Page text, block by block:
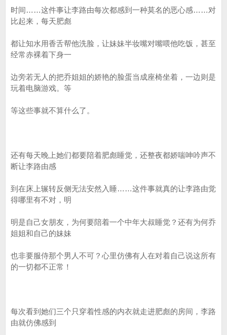
时间……这件事让李路由每次都感到一种莫名的恶心感……对
比起来，每天肥彪
都让知水用香舌帮他洗脸，让妹妹半妆嘴对嘴喂他吃饭，甚至
经常赤裸着下身一
边旁若无人的把乔姐姐的娇艳的脸蛋当成座椅坐着，一边则是
玩着电脑游戏。等
等这些事就不算什么了。
还有每天晚上她们都要陪着肥彪睡觉，还整夜都娇喘呻吟声不
断让李路由感
到在床上辗转反侧无法安然入睡……这件事就真的让李路由觉
得哪里有不对，明
明是自己女朋友，为何要陪着一个中年大叔睡觉？还有为何乔
姐姐和自己的妹妹
也非要服侍那个男人不可？心里仿佛有人在对着自己说这所有
的一切都不正常！
每次看到她们三个只穿着性感的内衣就走进肥彪的房间，李路
由就仿佛感到